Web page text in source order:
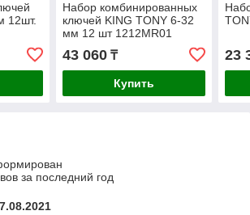
12шт.
Набор комбинированных
ключей KING TONY 6-32
мм 12 шт 1212MR01
43 060₸
Купить
23
за последний год